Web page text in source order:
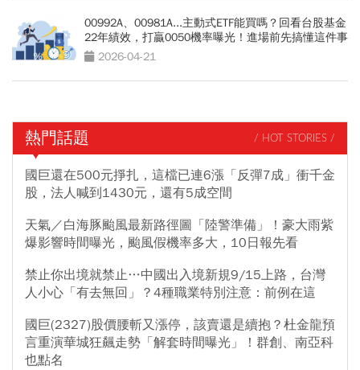
00992A、00981A...主動式ETF能買嗎？回看台股基金
22年績效，打贏0050機率曝光！進場前先搞懂這件事
2026-04-21
熱門話題 / HOT STORIES /
國巨還在500元掙扎，這檔已連6漲「反彈7成」衝千金
股，法人喊到1430元，還有5成空間
天氣／白海豚颱風最新路徑圖「陸警準備」！豪大雨紫
爆影響時間曝光，颱風假機率多大，10日報先看
禁止你出境就禁止…中國出入境新規9/15上路，台灣
人小心「有去無回」？4種職業特別注意：前例在這
國巨(2327)股價腰斬又漲停，該賣還是續抱？杜金龍預
言重演華城狂飆走勢「解套時間曝光」！群創、南亞科
也點名